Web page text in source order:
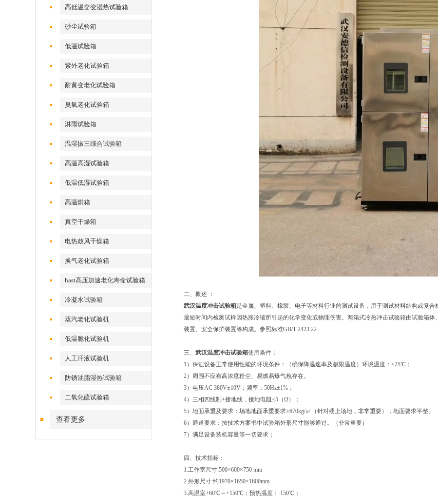
高低温交变湿热试验箱
砂尘试验箱
低温试验箱
紫外老化试验箱
耐黄变老化试验箱
臭氧老化试验箱
淋雨试验箱
温湿振三综合试验箱
高温高湿试验箱
低温低湿试验箱
高温烘箱
真空干燥箱
电热鼓风干燥箱
换气老化试验箱
hast高压加速老化寿命试验箱
冷凝水试验箱
蒸汽老化试验机
低温脆化试验机
人工汗液试验机
防锈油脂湿热试验箱
二氧化硫试验箱
查看更多
二、概述 ：
武汉温度冲击试验箱是金属、塑料、橡胶、电子等材料行业的测试设备，用于测试材料结构或复
最短时间内检测试样因热胀冷缩所引起的化学变化或物理伤害。两箱式冷热冲击试验箱由试验箱
装置、安全保护装置等构成。参照标准GB/T 2423.22
三、 武汉温度冲击试验箱使用条件：
1）保证设备正常使用性能的环境条件：（确保降温速率及极限温度）环境温度：≤25℃；
2）周围不应有高浓度粉尘、易燃易爆气氛存在。
3）电压AC 380V±10V；频率：50Hz±1%；
4）三相四线制+接地线，接地电阻≤5（Ω）；
5）地面承重及要求：场地地面承重要求≥670kg/㎡（针对楼上场地，非常重要），地面要求平整。
6）通道要求：按技术方案书中试验箱外形尺寸能够通过。（非常重要）
7）满足设备装机容量等一切要求；
四、技术指标：
1.工作室尺寸:500×600×750 mm
2.外形尺寸:约1970×1650×1600mm
3.高温室+60℃～+150℃；预热温度： 150℃；